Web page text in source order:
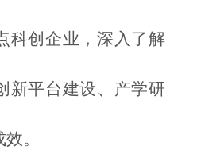
科创企业，深入了解
新平台建设、产学研
。